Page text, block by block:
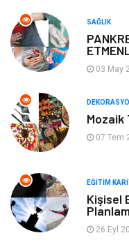
Keyif ve Hobi
Moda
Anne Çocuk
Aksesuar
Spor
Ev işleri
SAĞLIK
03 May
Mozaik
07 Tem
EĞITIM
Kişisel
26 Eyl